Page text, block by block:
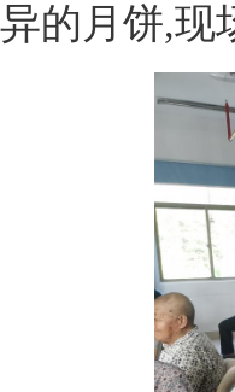
异的月饼,现